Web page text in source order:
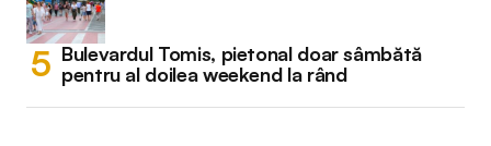
Bulevardul Tomis, pietonal doar sâmbătă
pentru al doilea weekend la rând